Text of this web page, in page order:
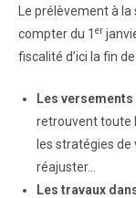
Le prélèvement à
compter du 1 er
fiscalité d’ici la fin de
Les
retrouvent toute
les stratégies
réajuster…
Les travaux